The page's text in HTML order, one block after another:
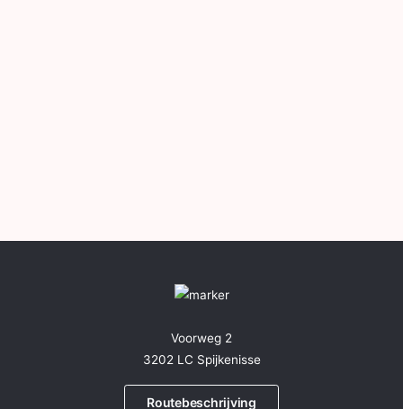
Voorweg 2
3202 LC Spijkenisse
Routebeschrijving